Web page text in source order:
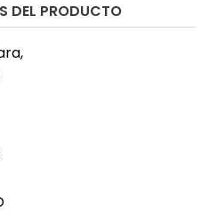
DEL PRODUCTO